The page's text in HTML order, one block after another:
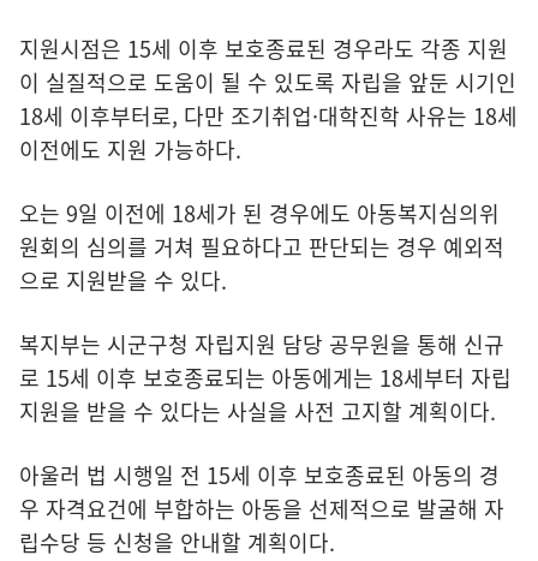
지원시점은 15세 이후 보호종료된 경우라도 각종 지원
이 실질적으로 도움이 될 수 있도록 자립을 앞둔 시기인
18세 이후부터로, 다만 조기취업·대학진학 사유는 18세
이전에도 지원 가능하다.
오는 9일 이전에 18세가 된 경우에도 아동복지심의위
원회의 심의를 거쳐 필요하다고 판단되는 경우 예외적
으로 지원받을 수 있다.
복지부는 시군구청 자립지원 담당 공무원을 통해 신규
로 15세 이후 보호종료되는 아동에게는 18세부터 자립
지원을 받을 수 있다는 사실을 사전 고지할 계획이다.
아울러 법 시행일 전 15세 이후 보호종료된 아동의 경
우 자격요건에 부합하는 아동을 선제적으로 발굴해 자
립수당 등 신청을 안내할 계획이다.